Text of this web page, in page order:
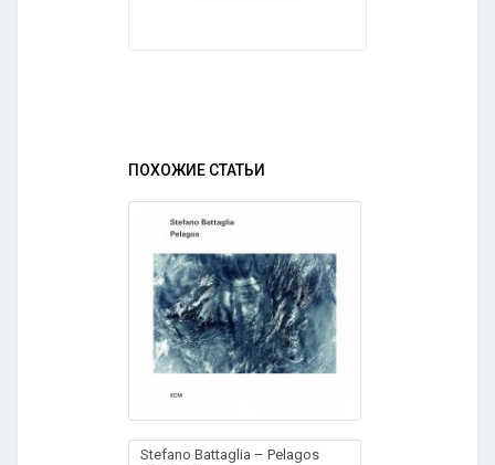
ПОХОЖИЕ СТАТЬИ
Stefano Battaglia – Pelagos